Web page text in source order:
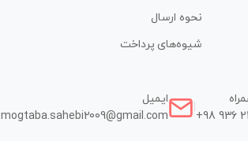
نحوه ارسال
شیوه‌های پرداخت
+98 936
ایمیل
mogtaba.sahebi2009@gmail.com